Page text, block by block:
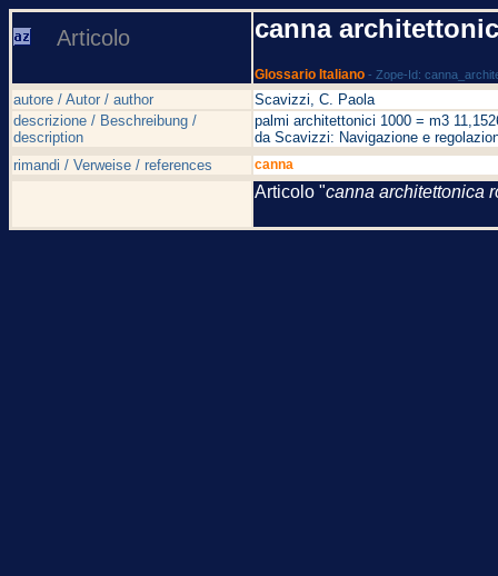
Articolo canna
Glossario Italiano - Zope-Id:
autore / Autor / author
Scavizzi, C. Paola
descrizione / Beschreibung /
description
palmi architettonici 1000 = m3
da Scavizzi: Navigazione e
rimandi / Verweise / references
canna
Articolo "canna architettonica